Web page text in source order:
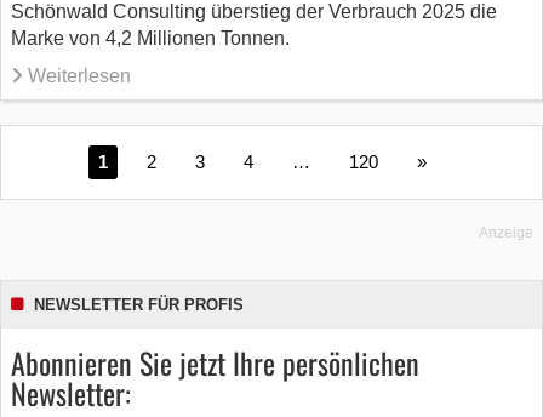
Schönwald Consulting überstieg der Verbrauch 2025 die
Marke von 4,2 Millionen Tonnen.
Weiterlesen
1 2 3 4 … 120 »
Anzeige
NEWSLETTER FÜR PROFIS
Abonnieren Sie jetzt Ihre persönlichen
Newsletter: